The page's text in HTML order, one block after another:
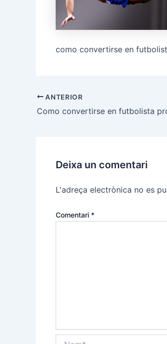
como convertirse en
Navegació
d'entrades
ANTERIOR
Como convertirse en futbolista
Deixa un comentari
L'adreça electrònica no es
Comentari *